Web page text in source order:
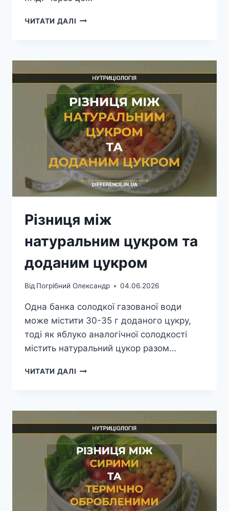
ЧИТАТИ ДАЛІ РІЗНИЦЯ
ТА
СМУЗІ
Різниця між
натуральним цукром та
доданим цукром
Від Погрібний Олександр 04.06.2026
Одна банка солодкої газованої води
може містити 30-35 г доданого цукру,
тоді як яблуко аналогічної солодкості
містить натуральний цукор разом…
ЧИТАТИ ДАЛІ РІЗНИЦЯ
ТА
ДОДАНИМ
ЦУКРОМ